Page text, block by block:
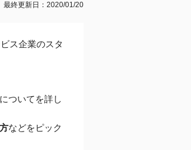
最終更新日：2020/01/20
ス企業のスタ
ついてを詳し
などをピック